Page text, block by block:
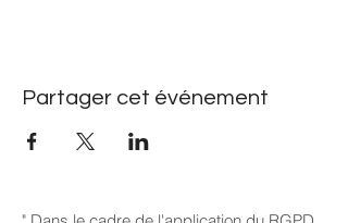
Partager cet événement